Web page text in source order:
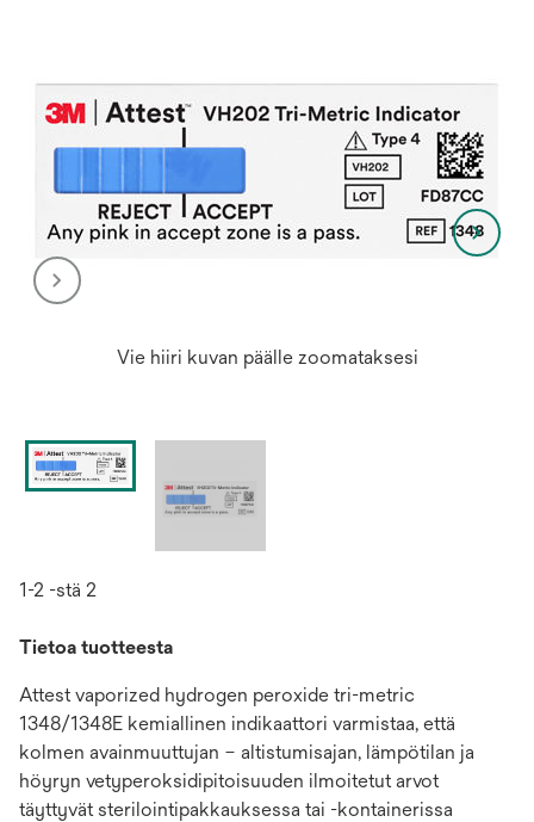
Vie hiiri kuvan päälle zoomataksesi
1-2 -stä 2
Tietoa tuotteesta
Attest vaporized hydrogen peroxide tri-metric
1348/1348E kemiallinen indikaattori varmistaa, että
kolmen avainmuuttujan – altistumisajan, lämpötilan ja
höyryn vetyperoksidipitoisuuden ilmoitetut arvot
täyttyvät sterilointipakkauksessa tai -kontainerissa